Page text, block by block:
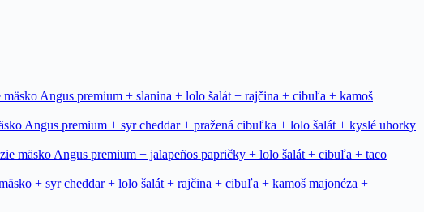
Angus premium + slanina + lolo šalát + rajčina + cibuľa + kamoš
Angus premium + syr cheddar + pražená cibuľka + lolo šalát + kyslé uhorky
Angus premium + jalapeños papričky + lolo šalát + cibuľa + taco
+ syr cheddar + lolo šalát + rajčina + cibuľa + kamoš majonéza +